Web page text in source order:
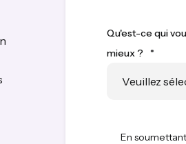
Qu'est-ce qui
mieux ?
*
En